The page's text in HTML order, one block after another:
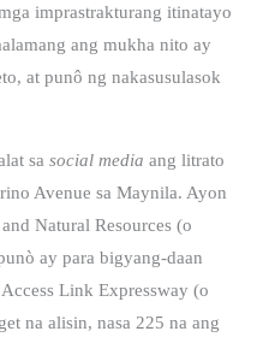
imprastrakturang itinatayo
ang mukha nito ay
at punô ng nakasusulasok
sa social media ang litrato
Avenue sa Maynila. Ayon
Natural Resources (o
ay para bigyang-daan
Link Expressway (o
na alisin, nasa 225 na ang